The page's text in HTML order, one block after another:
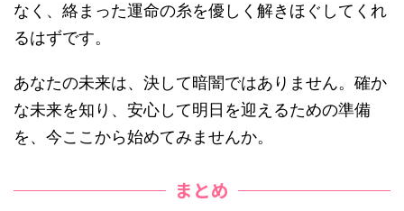
なく、絡まった運命の糸を優しく解きほぐしてくれ
るはずです。
あなたの未来は、決して暗闇ではありません。確か
な未来を知り、安心して明日を迎えるための準備
を、今ここから始めてみませんか。
まとめ